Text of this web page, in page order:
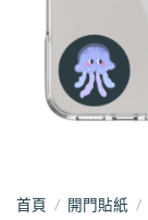
首頁 / 開門貼紙 /